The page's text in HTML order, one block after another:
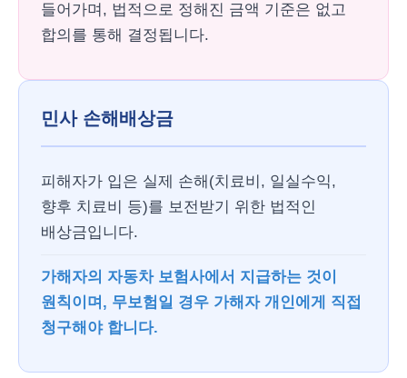
들어가며, 법적으로 정해진 금액 기준은 없고
합의를 통해 결정됩니다.
민사 손해배상금
피해자가 입은 실제 손해(치료비, 일실수익,
향후 치료비 등)를 보전받기 위한 법적인
배상금입니다.
가해자의 자동차 보험사에서 지급하는 것이
원칙이며, 무보험일 경우 가해자 개인에게 직접
청구해야 합니다.